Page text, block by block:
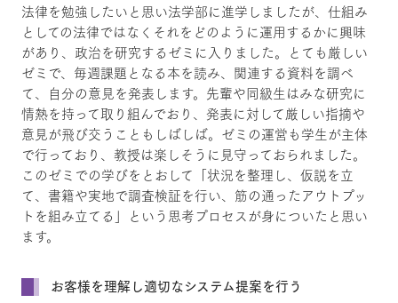
法律を勉強したいと思い法学部に進学しましたが、仕組み
としての法律ではなくそれをどのように運用するかに興味
があり、政治を研究するゼミに入りました。とても厳しい
ゼミで、毎週課題となる本を読み、関連する資料を調べ
て、自分の意見を発表します。先輩や同級生はみな研究に
情熱を持って取り組んでおり、発表に対して厳しい指摘や
意見が飛び交うこともしばしば。ゼミの運営も学生が主体
で行っており、教授は楽しそうに見守っておられました。
このゼミでの学びをとおして「状況を整理し、仮説を立
て、書籍や実地で調査検証を行い、筋の通ったアウトプッ
トを組み立てる」という思考プロセスが身についたと思い
ます。
お客様を理解し適切なシステム提案を行う